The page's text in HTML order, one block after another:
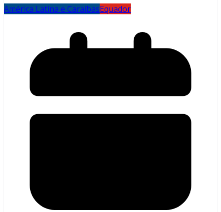
América Latina e CaraíbasEquador